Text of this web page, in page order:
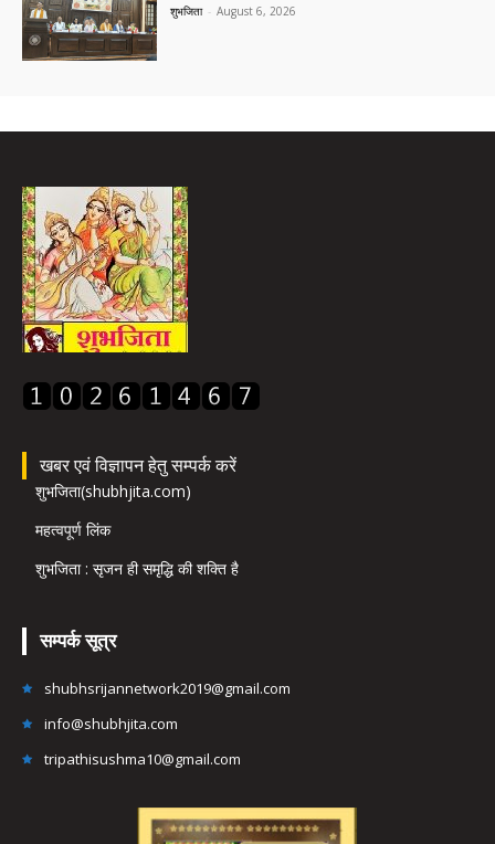
शुभजिता - August 6, 2026
खबर एवं विज्ञापन हेतु सम्पर्क करें
शुभजिता(shubhjita.com)
महत्वपूर्ण लिंक
शुभजिता : सृजन ही समृद्धि की शक्ति है
सम्पर्क सूत्र
shubhsrijannetwork2019@gmail.com
info@shubhjita.com
tripathisushma10@gmail.com